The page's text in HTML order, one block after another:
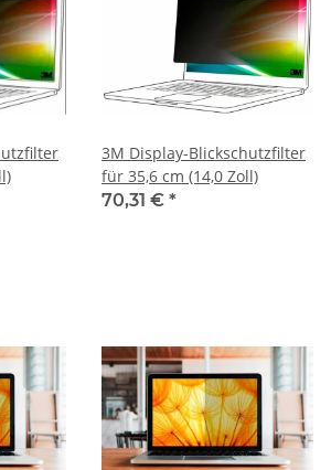
3M Display-Blickschutzfilter
für 35,6 cm (14,0 Zoll)
70,31 € *